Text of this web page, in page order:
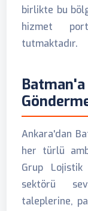
birlikte bu
hizmet
tutmaktadır.
Ankara'dan
her türlü
Grup Lojistik
sektörü
taleplerine,